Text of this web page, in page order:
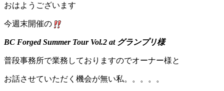
おはようございます
今週末開催の
BC Forged Summer Tour Vol.2 at グランプリ様
普段事務所で業務しておりますのでオーナー様と
お話させていただく機会が無い私。。。。。